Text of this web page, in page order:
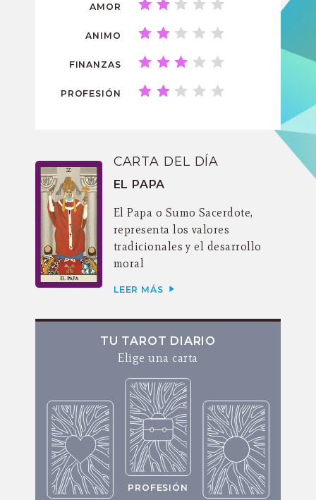
AMOR
ANIMO
FINANZAS
PROFESIÓN
CARTA DEL DÍA
EL PAPA
El Papa o Sumo Sacerdote,
representa los valores
tradicionales y el desarrollo
moral
LEER MÁS
TU TAROT DIARIO
Elige una carta
PROFESIÓN